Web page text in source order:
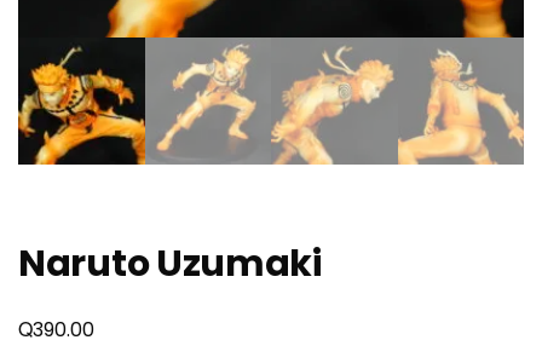
Naruto Uzumaki
Q390.00